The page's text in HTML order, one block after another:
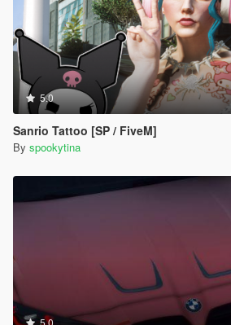
5.0
Sanrio Tattoo [SP / FiveM]
By spookytina
5.0